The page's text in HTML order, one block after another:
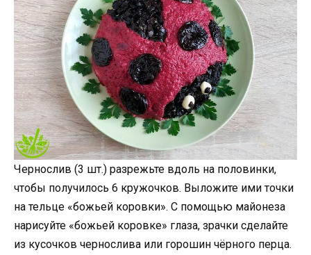
Чернослив (3 шт.) разрежьте вдоль на половинки,
чтобы получилось 6 кружочков. Выложите ими точки
на тельце «божьей коровки». С помощью майонеза
нарисуйте «божьей коровке» глаза, зрачки сделайте
из кусочков чернослива или горошин чёрного перца.